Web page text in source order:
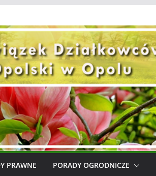
PRAWNE PORADY OGRODNICZE